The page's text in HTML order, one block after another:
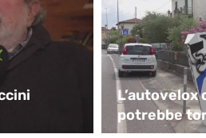
L’autovelox
potrebbe